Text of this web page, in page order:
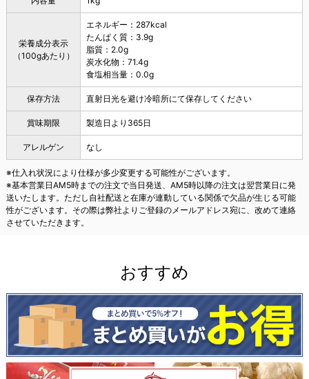
栄養成分表示
（100gあたり）
エネルギー：287kcal
たんぱく質：3.9g
脂質：2.0g
炭水化物：71.4g
食塩相当量：0.0g
保存方法 直射日光を避け冷暗所にて保存してください
賞味期限 製造日より365日
アレルゲン なし
※仕入れ状況により仕様が多少変更する可能性がございます。
※基本営業日AM5時までの注文で当日発送、AM5時以降の注文は翌営業日に発
送いたします。ただし自社配送と在庫が連動している関係で欠品が生じる可能
性がございます。その際は弊社よりご登録のメールアドレス宛に、改めて連絡
させていただきます。
おすすめ